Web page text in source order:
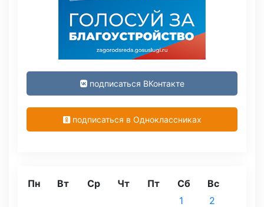
подписаться ВКонтакте
подписаться в Одноклассниках
Пн Вт Ср Чт Пт Сб Вс
1
2